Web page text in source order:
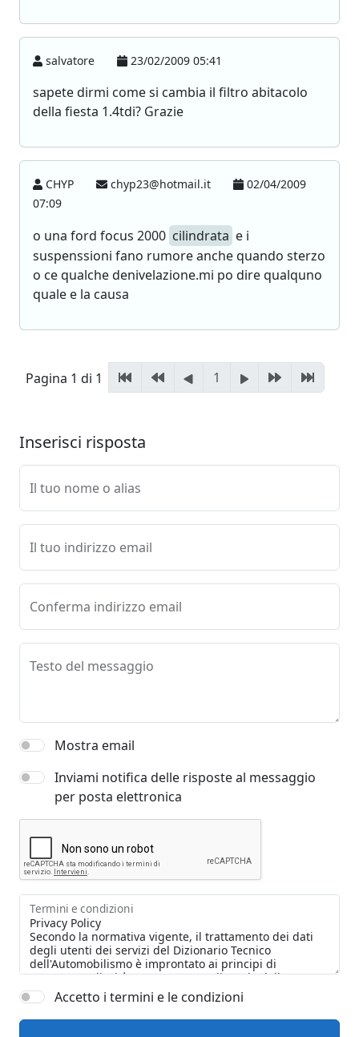
salvatore 23/02/2009 05:41
sapete dirmi come si cambia il filtro abitacolo
della fiesta 1.4tdi? Grazie
CHYP chyp23@hotmail.it
02/04/2009
07:09
o una ford focus 2000 cilindrata e i
suspenssioni fano rumore anche quando sterzo
o ce qualche denivelazione.mi po dire qualquno
quale e la causa
Pagina 1 di 1 1
Inserisci risposta
Il tuo nome o alias
Il tuo indirizzo email
Conferma indirizzo email
Testo del messaggio
Mostra email
Inviami notifica delle risposte al messaggio
per posta elettronica
Termini e condizioni
Accetto i termini e le condizioni